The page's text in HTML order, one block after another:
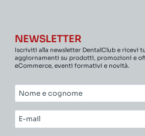
NEWSLETTER
Iscriviti alla newsletter DentalClub e ricevi
aggiornamenti su prodotti, promozioni e
eCommerce, eventi formativi e novità.
Nome
e
cognome*
E-
mail*